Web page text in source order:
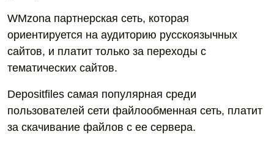
WMzona партнерская сеть, которая
ориентируется на аудиторию русскоязычных
сайтов, и платит только за переходы с
тематических сайтов.
Depositfiles cамая популярная среди
пользователей сети файлообменная сеть, платит
за скачивание файлов с ее сервера.